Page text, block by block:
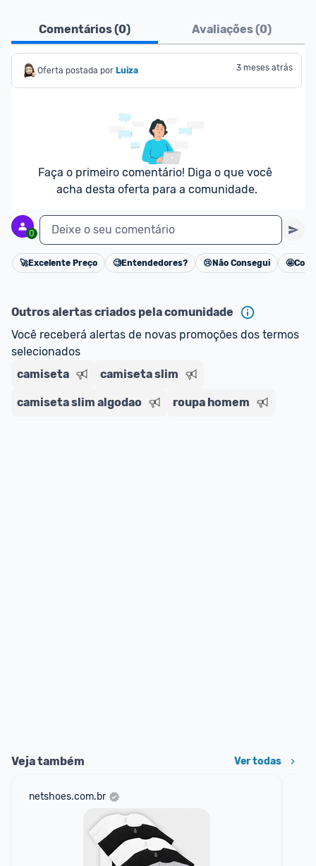
Comentários (0) Avaliações (0)
Oferta postada por Luiza 3 meses atrás
Faça o primeiro comentário! Diga o que você
acha desta oferta para a comunidade.
0 Deixe o seu comentário
Cancelar
🚀Excelente Preço 🧐Entendedores? 😢 Não Consegui 🤩
Outros alertas criados pela comunidade
Você receberá alertas de novas promoções dos termos
selecionados
camiseta
camiseta slim
camiseta slim algodao roupa homem
Veja também Ver todas
netshoes.com.br